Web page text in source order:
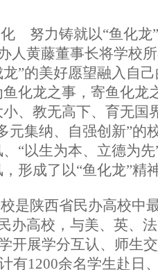
努力铸就以“鱼化龙
人黄藤董事长将学校
”的美好愿望融入自
化龙之事，寄鱼化龙
、教无高下、育无国
元集纳、自强创新”的
“以生为本、立德为
形成了以“鱼化龙”精
是陕西省民办高校中
办高校，与美、英、
开展学分互认、师生
有1200余名学生赴日